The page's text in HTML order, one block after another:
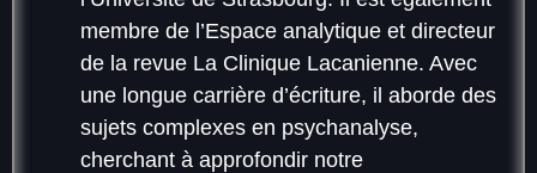
membre de l’Espace analytique et directeur
de la revue La Clinique Lacanienne. Avec
une longue carrière d’écriture, il aborde des
sujets complexes en psychanalyse,
cherchant à approfondir notre